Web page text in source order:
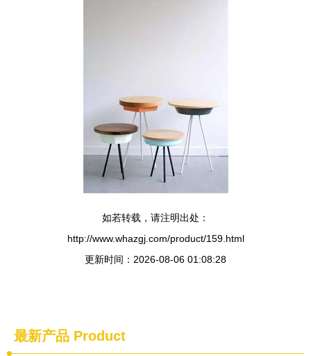
如若转载，请注明出处：
http://www.whazgj.com/product/159.html
更新时间：2026-08-06 01:08:28
最新产品 Product